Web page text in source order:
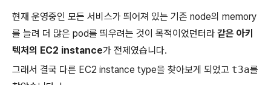
현재 운영중인 모든 서비스가 띄어져 있는 기존 node의 memory
를 늘려 더 많은 pod를 띄우려는 것이 목적이었던터라 같은 아키
텍처의 EC2 instance가 전제였습니다.
그래서 결국 다른 EC2 instance type을 찾아보게 되었고 t3a를